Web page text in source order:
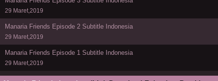
29 Maret,2019
Manaria Friends Episode 2 Subtitle Indonesia
29 Maret,2019
Manaria Friends Episode 1 Subtitle Indonesia
29 Maret,2019